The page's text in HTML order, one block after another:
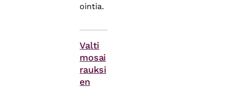
ointia.
Valti
mosai
rauksi
en